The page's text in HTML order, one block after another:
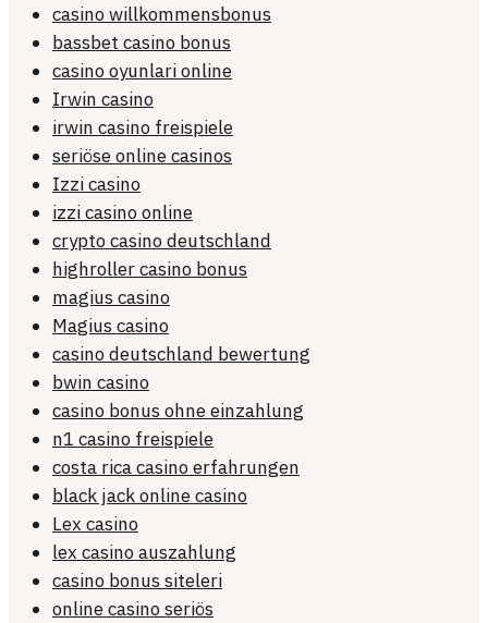
casino willkommensbonus
bassbet casino bonus
casino oyunlari online
Irwin casino
irwin casino freispiele
seriöse online casinos
Izzi casino
izzi casino online
crypto casino deutschland
highroller casino bonus
magius casino
Magius casino
casino deutschland bewertung
bwin casino
casino bonus ohne einzahlung
n1 casino freispiele
costa rica casino erfahrungen
black jack online casino
Lex casino
lex casino auszahlung
casino bonus siteleri
online casino seriös